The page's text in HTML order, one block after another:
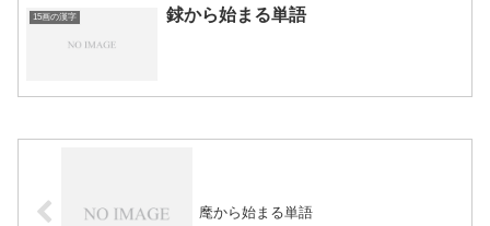
15画の漢字 銶から始まる単語
麾から始まる単語